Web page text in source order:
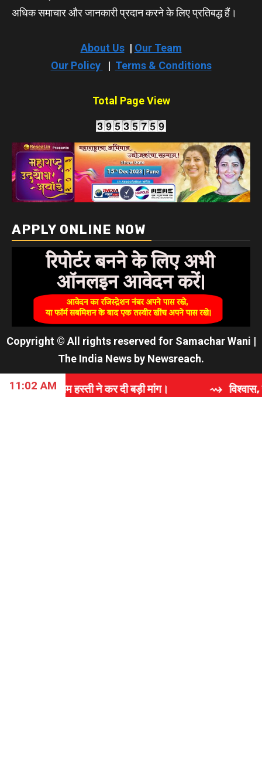
अधिक समाचार और जानकारी प्रदान करने के लिए प्रतिबद्ध हैं।
About Us| Our Team
Our Policy
| Terms & Conditions
Total Page View
APPLY ONLINE NOW
Copyright © All rights reserved for Samachar Wani |
The India News by Newsreach.
11:02 AM
ने कर दी बड़ी मांग। ⇝ विश्वास, समर्पण और गुणवत्ता